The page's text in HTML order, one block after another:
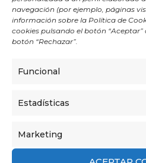
navegación (por ejemplo, páginas
información sobre la Política de
cookies pulsando el botón
botón “Rechazar”.
Funcional
Estadísticas
Marketing
forma segura.